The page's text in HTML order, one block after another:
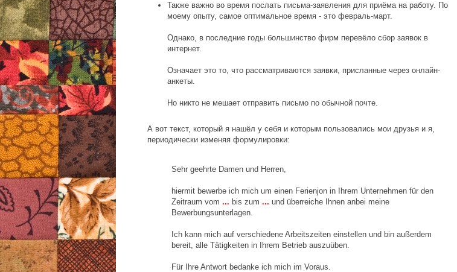
Также важно во время послать письма-заявления для приёма на работу. По
моему опыту, самое оптимальное время - это февраль-март.
Однако, в последние годы большинство фирм перевёло сбор заявок в
интернет.
Означает это то, что рассматриваются заявки, присланные через онлайн-
анкеты.
Но никто не мешает отправить письмо по обычной почте.
А вот текст, который я нашёл у себя и которым пользовались мои друзья и я,
периодически изменяя формулировки:
Sehr geehrte Damen und Herren,
hiermit bewerbe ich mich um einen Ferienjon in Ihrem Unternehmen für den
Zeitraum vom ... bis zum ... und überreiche Ihnen anbei meine
Bewerbungsunterlagen.
Ich kann mich auf verschiedene Arbeitszeiten einstellen und bin außerdem
bereit, alle Tätigkeiten in Ihrem Betrieb auszuüben.
Für Ihre Antwort bedanke ich mich im Voraus.